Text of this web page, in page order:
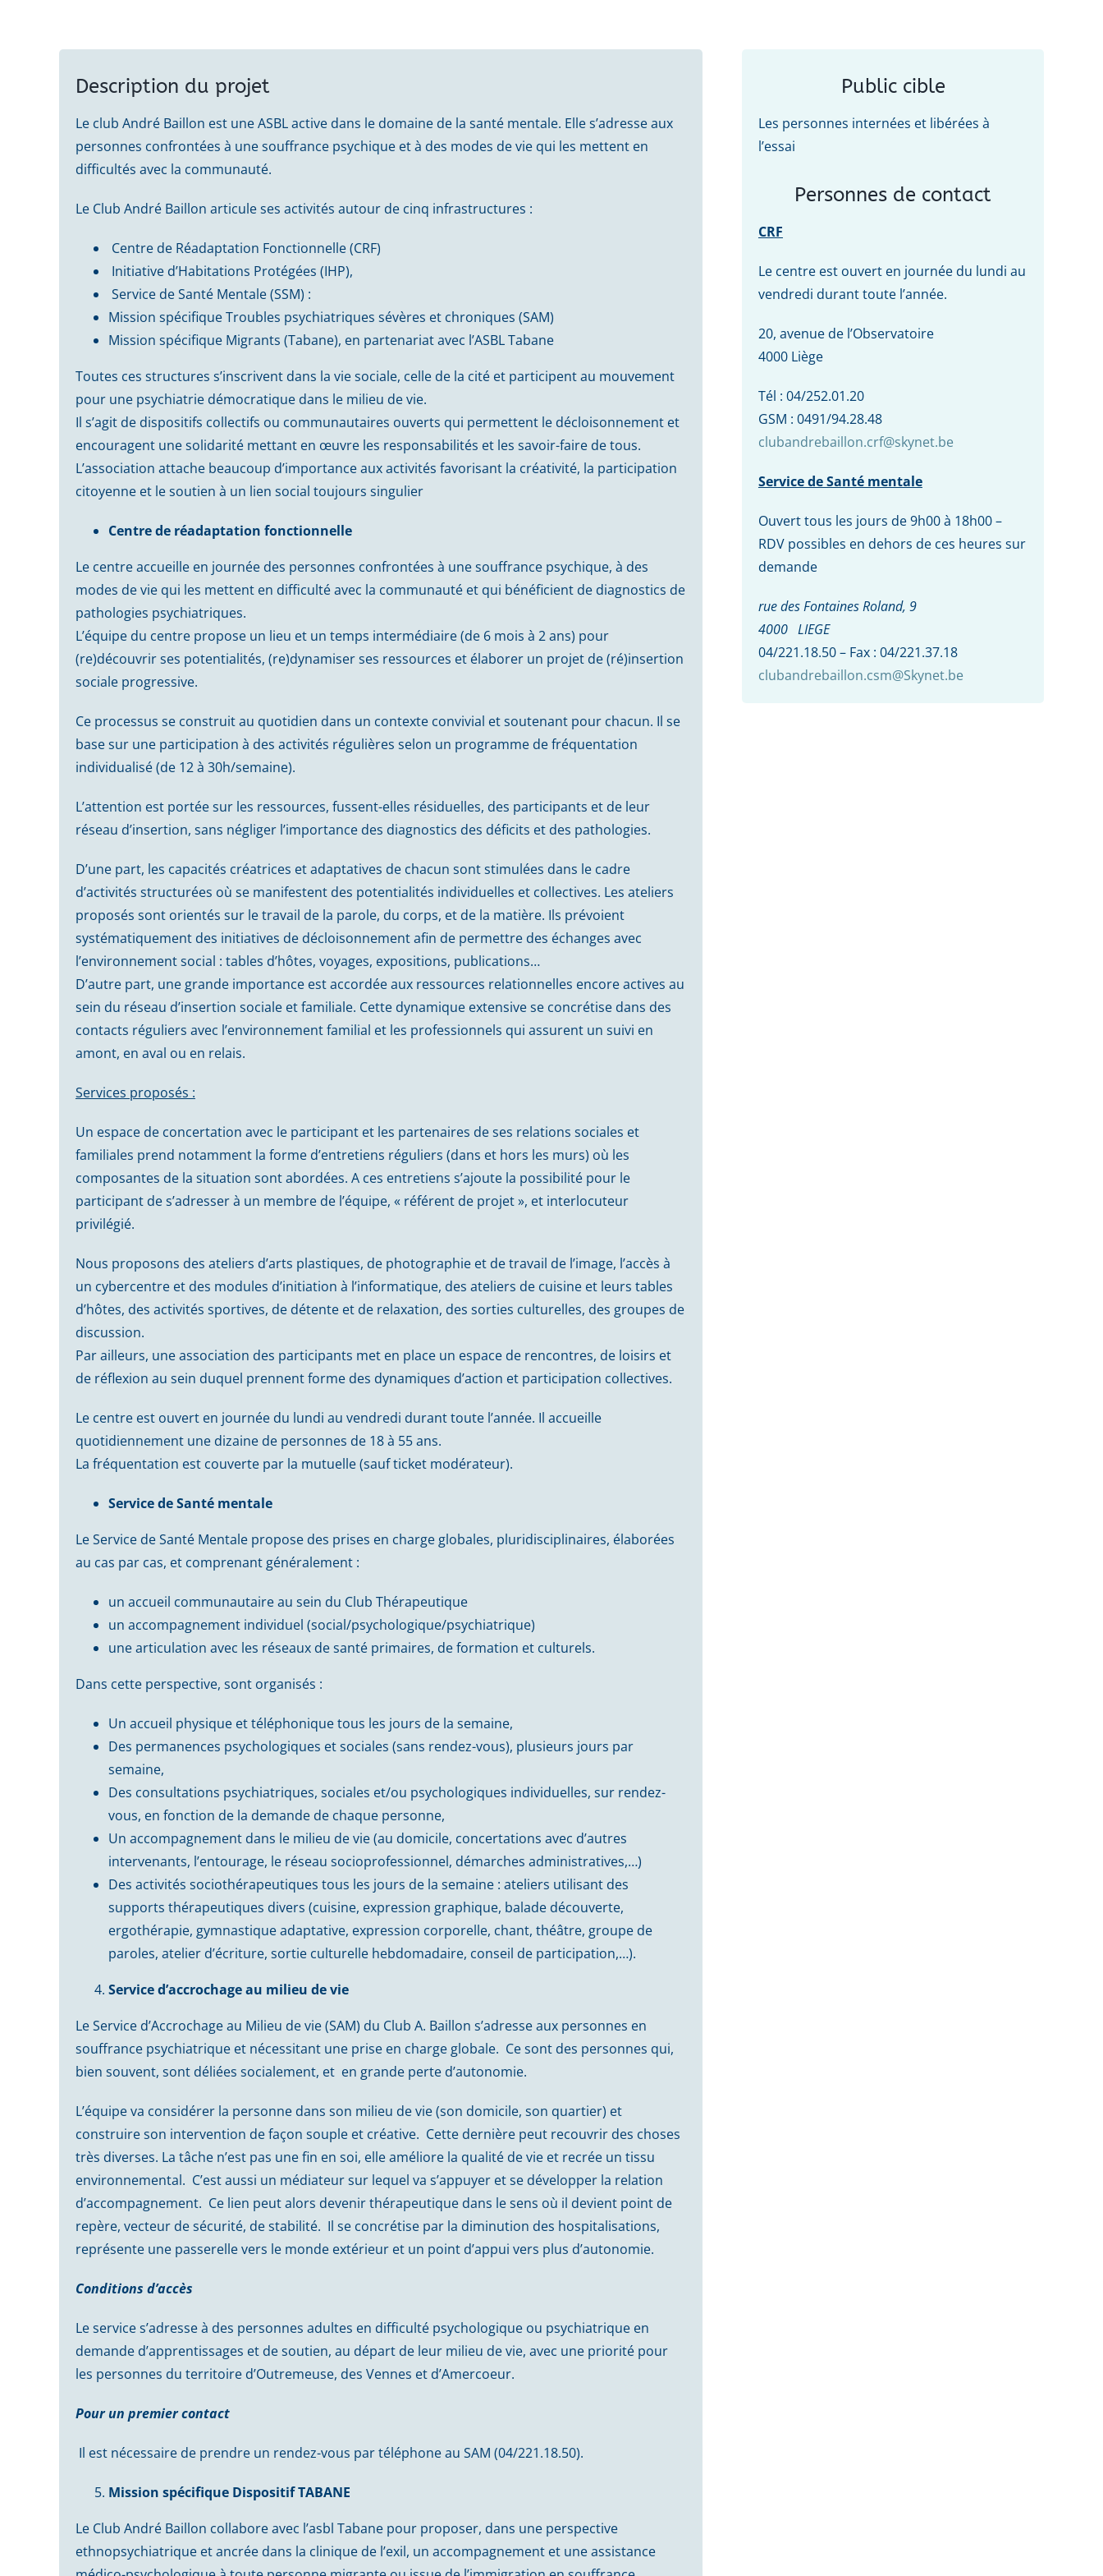
Description du projet
Le club André Baillon est une ASBL active dans le domaine de la santé mentale. Elle s’adresse aux
personnes confrontées à une souffrance psychique et à des modes de vie qui les mettent en
difficultés avec la communauté.
Le Club André Baillon articule ses activités autour de cinq infrastructures :
Centre de Réadaptation Fonctionnelle (CRF)
Initiative d’Habitations Protégées (IHP),
Service de Santé Mentale (SSM) :
Mission spécifique Troubles psychiatriques sévères et chroniques (SAM)
Mission spécifique Migrants (Tabane), en partenariat avec l’ASBL Tabane
Toutes ces structures s’inscrivent dans la vie sociale, celle de la cité et participent au mouvement
pour une psychiatrie démocratique dans le milieu de vie.
Il s’agit de dispositifs collectifs ou communautaires ouverts qui permettent le décloisonnement et
encouragent une solidarité mettant en œuvre les responsabilités et les savoir-faire de tous.
L’association attache beaucoup d’importance aux activités favorisant la créativité, la participation
citoyenne et le soutien à un lien social toujours singulier
Centre de réadaptation fonctionnelle
Le centre accueille en journée des personnes confrontées à une souffrance psychique, à des
modes de vie qui les mettent en difficulté avec la communauté et qui bénéficient de diagnostics de
pathologies psychiatriques.
L’équipe du centre propose un lieu et un temps intermédiaire (de 6 mois à 2 ans) pour
(re)découvrir ses potentialités, (re)dynamiser ses ressources et élaborer un projet de (ré)insertion
sociale progressive.
Ce processus se construit au quotidien dans un contexte convivial et soutenant pour chacun. Il se
base sur une participation à des activités régulières selon un programme de fréquentation
individualisé (de 12 à 30h/semaine).
L’attention est portée sur les ressources, fussent-elles résiduelles, des participants et de leur
réseau d’insertion, sans négliger l’importance des diagnostics des déficits et des pathologies.
D’une part, les capacités créatrices et adaptatives de chacun sont stimulées dans le cadre
d’activités structurées où se manifestent des potentialités individuelles et collectives. Les ateliers
proposés sont orientés sur le travail de la parole, du corps, et de la matière. Ils prévoient
systématiquement des initiatives de décloisonnement afin de permettre des échanges avec
l’environnement social : tables d’hôtes, voyages, expositions, publications…
D’autre part, une grande importance est accordée aux ressources relationnelles encore actives au
sein du réseau d’insertion sociale et familiale. Cette dynamique extensive se concrétise dans des
contacts réguliers avec l’environnement familial et les professionnels qui assurent un suivi en
amont, en aval ou en relais.
Services proposés :
Un espace de concertation avec le participant et les partenaires de ses relations sociales et
familiales prend notamment la forme d’entretiens réguliers (dans et hors les murs) où les
composantes de la situation sont abordées. A ces entretiens s’ajoute la possibilité pour le
participant de s’adresser à un membre de l’équipe, « référent de projet », et interlocuteur
privilégié.
Nous proposons des ateliers d’arts plastiques, de photographie et de travail de l’image, l’accès à
un cybercentre et des modules d’initiation à l’informatique, des ateliers de cuisine et leurs tables
d’hôtes, des activités sportives, de détente et de relaxation, des sorties culturelles, des groupes de
discussion.
Par ailleurs, une association des participants met en place un espace de rencontres, de loisirs et
de réflexion au sein duquel prennent forme des dynamiques d’action et participation collectives.
Le centre est ouvert en journée du lundi au vendredi durant toute l’année. Il accueille
quotidiennement une dizaine de personnes de 18 à 55 ans.
La fréquentation est couverte par la mutuelle (sauf ticket modérateur).
Service de Santé mentale
Le Service de Santé Mentale propose des prises en charge globales, pluridisciplinaires, élaborées
au cas par cas, et comprenant généralement :
un accueil communautaire au sein du Club Thérapeutique
un accompagnement individuel (social/psychologique/psychiatrique)
une articulation avec les réseaux de santé primaires, de formation et culturels.
Dans cette perspective, sont organisés :
Un accueil physique et téléphonique tous les jours de la semaine,
Des permanences psychologiques et sociales (sans rendez-vous), plusieurs jours par
semaine,
Des consultations psychiatriques, sociales et/ou psychologiques individuelles, sur rendez-
vous, en fonction de la demande de chaque personne,
Un accompagnement dans le milieu de vie (au domicile, concertations avec d’autres
intervenants, l’entourage, le réseau socioprofessionnel, démarches administratives,…)
Des activités sociothérapeutiques tous les jours de la semaine : ateliers utilisant des
supports thérapeutiques divers (cuisine, expression graphique, balade découverte,
ergothérapie, gymnastique adaptative, expression corporelle, chant, théâtre, groupe de
paroles, atelier d’écriture, sortie culturelle hebdomadaire, conseil de participation,…).
Service d’accrochage au milieu de vie
Le Service d’Accrochage au Milieu de vie (SAM) du Club A. Baillon s’adresse aux personnes en
souffrance psychiatrique et nécessitant une prise en charge globale. Ce sont des personnes qui,
bien souvent, sont déliées socialement, et en grande perte d’autonomie.
L’équipe va considérer la personne dans son milieu de vie (son domicile, son quartier) et
construire son intervention de façon souple et créative. Cette dernière peut recouvrir des choses
très diverses. La tâche n’est pas une fin en soi, elle améliore la qualité de vie et recrée un tissu
environnemental. C’est aussi un médiateur sur lequel va s’appuyer et se développer la relation
d’accompagnement. Ce lien peut alors devenir thérapeutique dans le sens où il devient point de
repère, vecteur de sécurité, de stabilité. Il se concrétise par la diminution des hospitalisations,
représente une passerelle vers le monde extérieur et un point d’appui vers plus d’autonomie.
Conditions d’accès
Le service s’adresse à des personnes adultes en difficulté psychologique ou psychiatrique en
demande d’apprentissages et de soutien, au départ de leur milieu de vie, avec une priorité pour
les personnes du territoire d’Outremeuse, des Vennes et d’Amercoeur.
Pour un premier contact
Il est nécessaire de prendre un rendez-vous par téléphone au SAM (04/221.18.50).
Mission spécifique Dispositif TABANE
Le Club André Baillon collabore avec l’asbl Tabane pour proposer, dans une perspective
ethnopsychiatrique et ancrée dans la clinique de l’exil, un accompagnement et une assistance
Public cible
Les personnes internées et libérées à
l’essai
Personnes de contact
CRF
Le centre est ouvert en journée du lundi au
vendredi durant toute l’année.
20, avenue de l’Observatoire
4000 Liège
Tél : 04/252.01.20
GSM : 0491/94.28.48
clubandrebaillon.crf@skynet.be
Service de Santé mentale
Ouvert tous les jours de 9h00 à 18h00 –
RDV possibles en dehors de ces heures sur
demande
rue des Fontaines Roland, 9
4000 LIEGE
04/221.18.50 – Fax : 04/221.37.18
clubandrebaillon.csm@Skynet.be